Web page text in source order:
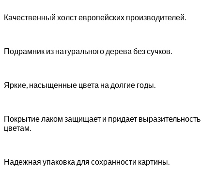
Качественный холст европейских производителей.
Подрамник из натурального дерева без сучков.
Яркие, насыщенные цвета на долгие годы.
Покрытие лаком защищает и придает выразительность
цветам.
Надежная упаковка для сохранности картины.